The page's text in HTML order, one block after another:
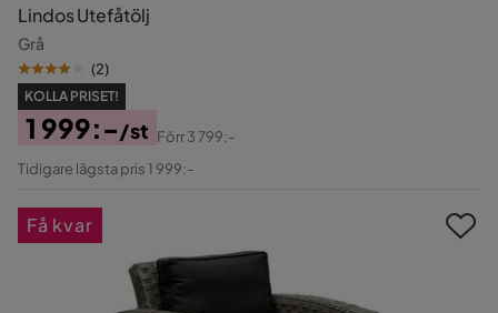
Lindos Utefåtölj
Grå
(2)
KOLLA PRISET!
Pris
1 999:-/st
Original
Förr3 799:-
Tidigare lägsta pris 1 999:-
Få kvar